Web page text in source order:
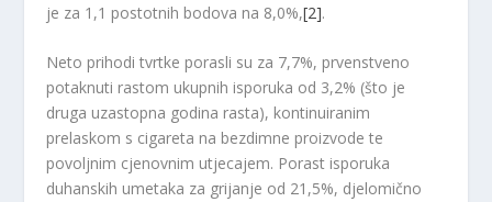
je za 1,1 postotnih bodova na 8,0%,[2].
Neto prihodi tvrtke porasli su za 7,7%, prvenstveno
potaknuti rastom ukupnih isporuka od 3,2% (što je
druga uzastopna godina rasta), kontinuiranim
prelaskom s cigareta na bezdimne proizvode te
povoljnim cjenovnim utjecajem. Porast isporuka
duhanskih umetaka za grijanje od 21,5%, djelomično